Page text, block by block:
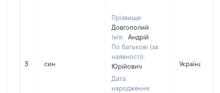
3 син
Прізвище:
Довгополий
Ім'я:
Андрій
По батькові (за
наявності):
Юрійович
Дата
народження:
Україна